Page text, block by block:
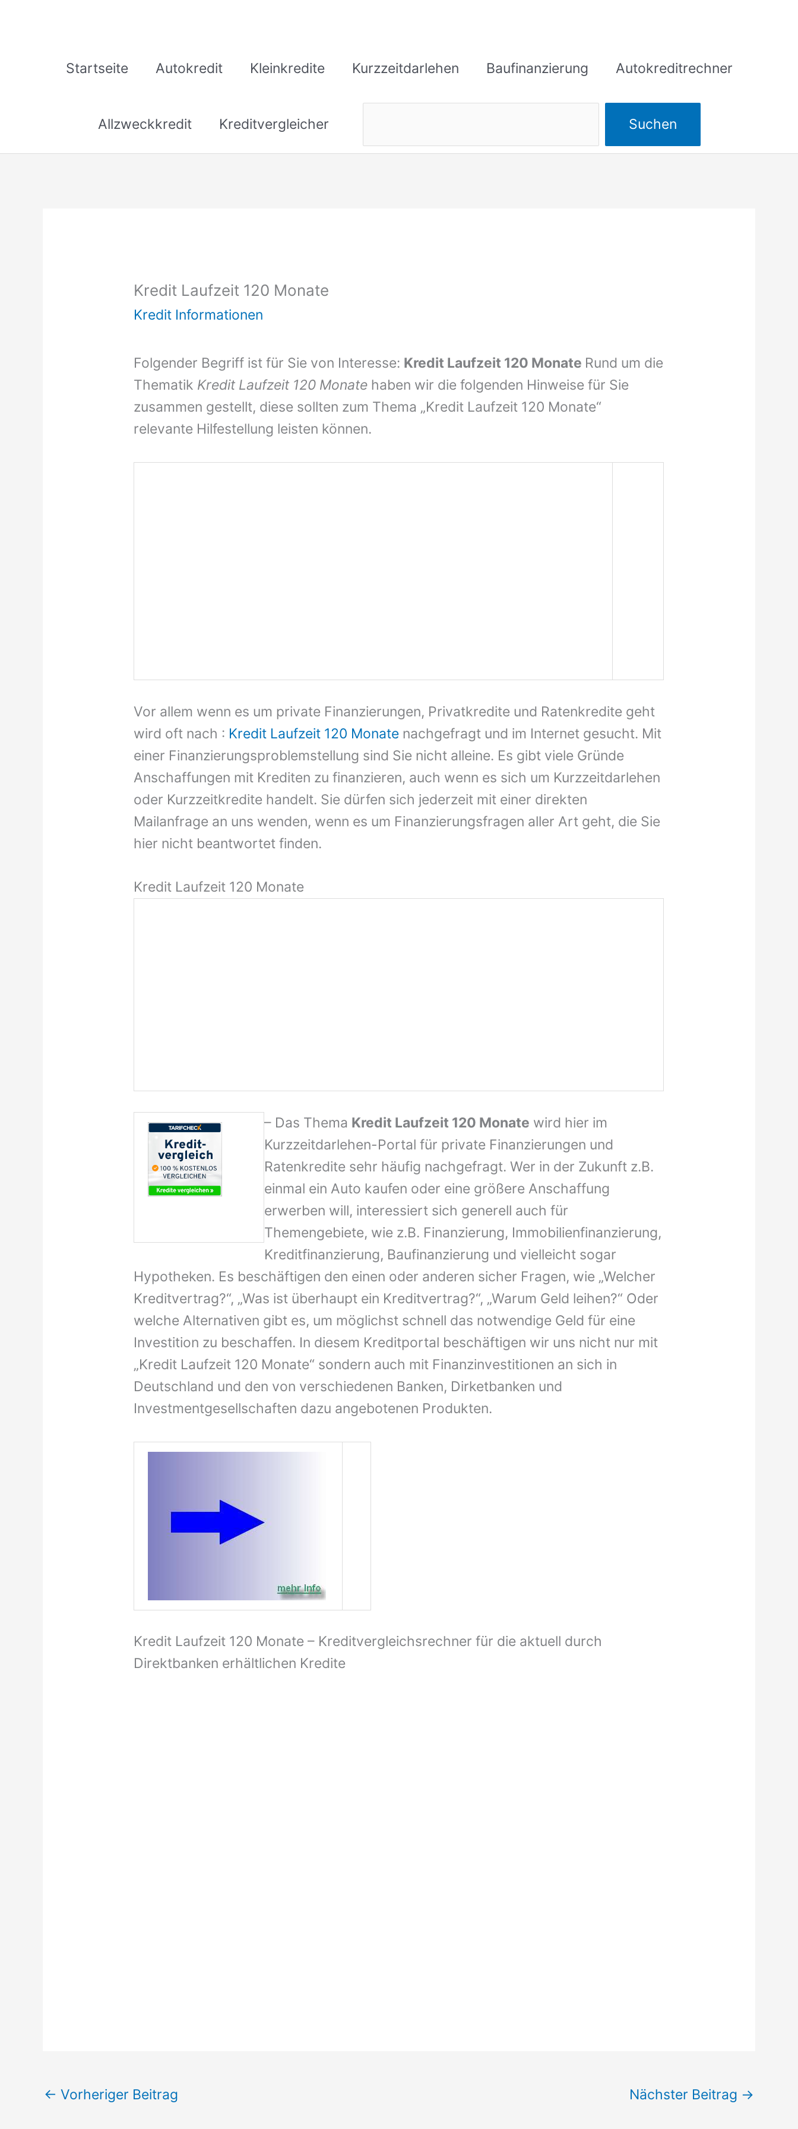
Startseite
Autokredit Kleinkredite Kurzzeitdarlehen Baufinanzierung Autokreditrechner
Allzweckkredit Kreditvergleicher Suchen
Kredit Laufzeit 120 Monate
Kredit Informationen
Folgender Begriff ist für Sie von Interesse: Kredit Laufzeit 120 Monate Rund um die
Thematik Kredit Laufzeit 120 Monate haben wir die folgenden Hinweise für Sie
zusammen gestellt, diese sollten zum Thema „Kredit Laufzeit 120 Monate“
relevante Hilfestellung leisten können.
Vor allem wenn es um private Finanzierungen, Privatkredite und Ratenkredite geht
wird oft nach : Kredit Laufzeit 120 Monate nachgefragt und im Internet gesucht. Mit
einer Finanzierungsproblemstellung sind Sie nicht alleine. Es gibt viele Gründe
Anschaffungen mit Krediten zu finanzieren, auch wenn es sich um Kurzzeitdarlehen
oder Kurzzeitkredite handelt. Sie dürfen sich jederzeit mit einer direkten
Mailanfrage an uns wenden, wenn es um Finanzierungsfragen aller Art geht, die Sie
hier nicht beantwortet finden.
Kredit Laufzeit 120 Monate
– Das Thema Kredit Laufzeit 120 Monate wird hier im
Kurzzeitdarlehen-Portal für private Finanzierungen und
Ratenkredite sehr häufig nachgefragt. Wer in der Zukunft z.B.
einmal ein Auto kaufen oder eine größere Anschaffung
erwerben will, interessiert sich generell auch für
Themengebiete, wie z.B. Finanzierung, Immobilienfinanzierung,
Kreditfinanzierung, Baufinanzierung und vielleicht sogar
Hypotheken. Es beschäftigen den einen oder anderen sicher Fragen, wie „Welcher
Kreditvertrag?“, „Was ist überhaupt ein Kreditvertrag?“, „Warum Geld leihen?“ Oder
welche Alternativen gibt es, um möglichst schnell das notwendige Geld für eine
Investition zu beschaffen. In diesem Kreditportal beschäftigen wir uns nicht nur mit
„Kredit Laufzeit 120 Monate“ sondern auch mit Finanzinvestitionen an sich in
Deutschland und den von verschiedenen Banken, Dirketbanken und
Investmentgesellschaften dazu angebotenen Produkten.
Kredit Laufzeit 120 Monate – Kreditvergleichsrechner für die aktuell durch
Direktbanken erhältlichen Kredite
← Vorheriger Beitrag Nächster Beitrag →